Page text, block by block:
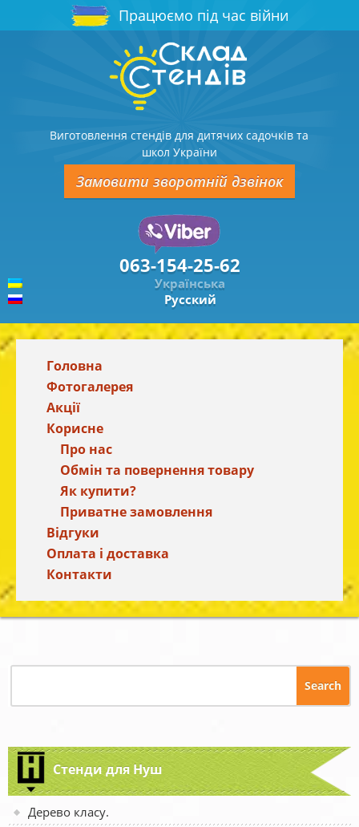
Працюємо під час війни
Виготовлення стендів для дитячих садочків та
школ України
Замовити зворотній дзвінок
063-154-25-62
Українська
Русский
Головна
Фотогалерея
Акції
Корисне
Про нас
Обмін та повернення товару
Як купити?
Приватне замовлення
Відгуки
Оплата і доставка
Контакти
Стенди для Нуш
Дерево класу.